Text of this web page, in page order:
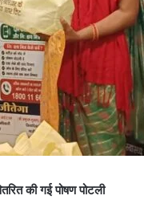
की गई पोषण पोटली